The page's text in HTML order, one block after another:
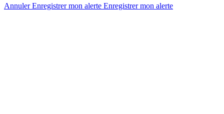
AnnulerEnregistrer mon alerte Enregistrermon alerte